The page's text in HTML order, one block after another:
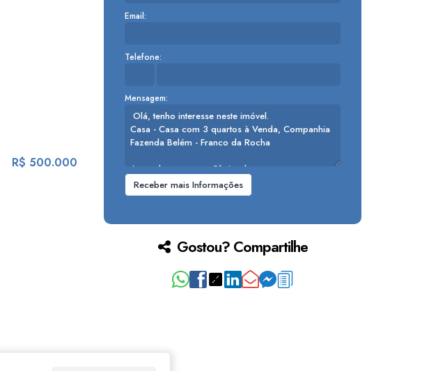
R$ 500.000
Email:
Telefone:
Mensagem:
Gostou? Compartilhe